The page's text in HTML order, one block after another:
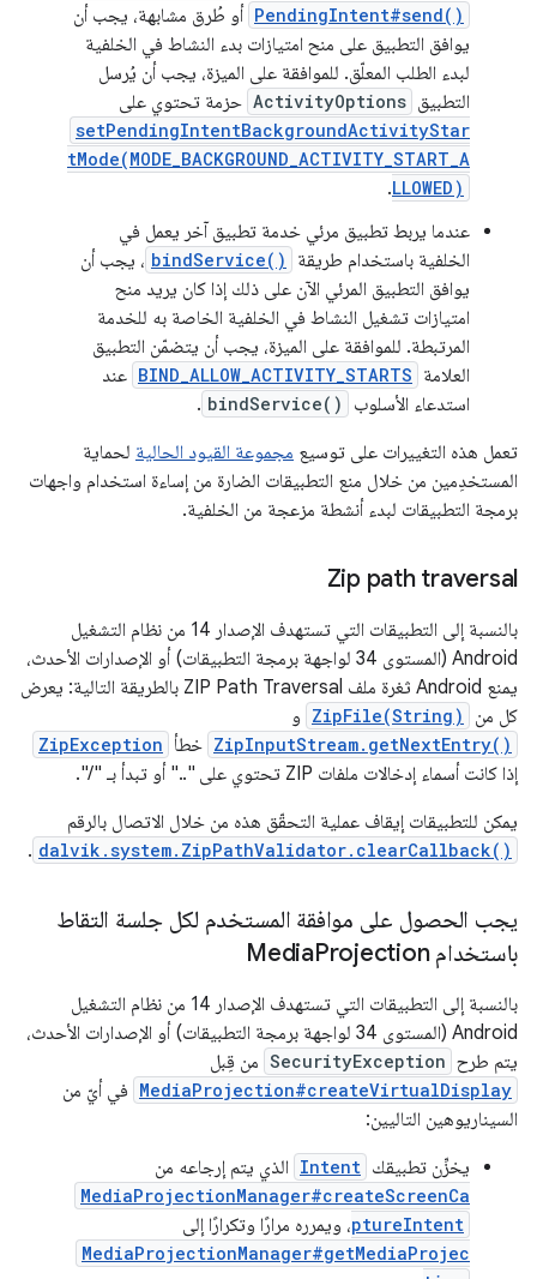
PendingIntent#send() أو طُرق مشابهة، يجب أن
يوافق التطبيق على منح امتيازات بدء النشاط في الخلفية
لبدء الطلب المعلّق. للموافقة على الميزة، يجب أن يُرسل
التطبيق ActivityOptions حزمة تحتوي على
setPendingIntentBackgroundActivityStar
tMode(MODE_BACKGROUND_ACTIVITY_START_A
LLOWED)
.
عندما يربط تطبيق مرئي خدمة تطبيق آخر يعمل في
الخلفية باستخدام طريقة
bindService() ، يجب أن
يوافق التطبيق المرئي الآن على ذلك إذا كان يريد منح
امتيازات تشغيل النشاط في الخلفية الخاصة به للخدمة
المرتبطة. للموافقة على الميزة، يجب أن يتضمّن التطبيق
العلامة BIND_ALLOW_ACTIVITY_STARTS عند
استدعاء الأسلوب
bindService()
.
تعمل هذه التغييرات على توسيع مجموعة القيود الحالية لحماية
المستخدِمين من خلال منع التطبيقات الضارة من إساءة استخدام واجهات
برمجة التطبيقات لبدء أنشطة مزعجة من الخلفية.
Zip path traversal
بالنسبة إلى التطبيقات التي تستهدف الإصدار 14 من نظام التشغيل
Android (المستوى 34 لواجهة برمجة التطبيقات) أو الإصدارات الأحدث،
يمنع Android ثغرة ملف ZIP Path Traversal بالطريقة التالية: يعرض
كل من
ZipFile(String) و
ZipInputStream.getNextEntry() خطأ ZipException
إذا كانت أسماء إدخالات ملفات ZIP تحتوي على ".." أو تبدأ بـ "/".
يمكن للتطبيقات إيقاف عملية التحقّق هذه من خلال الاتصال بالرقم
dalvik.system.ZipPathValidator.clearCallback()
.
يجب الحصول على موافقة المستخدم لكل جلسة التقاط
باستخدام MediaProjection
بالنسبة إلى التطبيقات التي تستهدف الإصدار 14 من نظام التشغيل
Android (المستوى 34 لواجهة برمجة التطبيقات) أو الإصدارات الأحدث،
يتم طرح SecurityException من قِبل
MediaProjection#createVirtualDisplay في أيّ من
السيناريوهين التاليين:
يخزِّن تطبيقك Intent الذي يتم إرجاعه من
MediaProjectionManager#createScreenCa
ptureIntent، ويمرره مرارًا وتكرارًا إلى
MediaProjectionManager#getMediaProjec